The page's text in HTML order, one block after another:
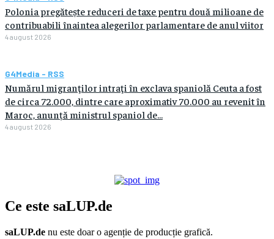
Polonia pregătește reduceri de taxe pentru două milioane de
contribuabili înaintea alegerilor parlamentare de anul viitor
4 august 2026
G4Media - RSS
Numărul migranţilor intraţi în exclava spaniolă Ceuta a fost
de circa 72.000, dintre care aproximativ 70.000 au revenit în
Maroc, anunță ministrul spaniol de...
4 august 2026
Ce este saLUP.de
saLUP.de nu este doar o agenție de producție grafică.